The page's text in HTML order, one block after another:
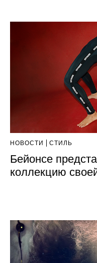
НОВОСТИ СТИЛЬ
Бейонсе
коллекцию